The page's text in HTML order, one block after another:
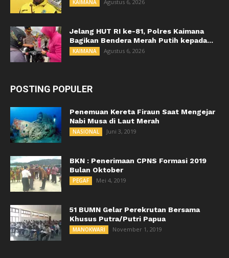
KAIMANA Agustus 6, 2026
Jelang HUT RI ke-81, Polres Kaimana
Bagikan Bendera Merah Putih kepada...
KAIMANA Agustus 6, 2026
POSTING POPULER
Penemuan Kereta Firaun Saat Mengejar
Nabi Musa di Laut Merah
NASIONAL Juni 3, 2019
BKN : Penerimaan CPNS Formasi 2019
Bulan Oktober
PEGAF Mei 4, 2019
51 BUMN Gelar Perekrutan Bersama
Khusus Putra/Putri Papua
MANOKWARI November 1, 2019